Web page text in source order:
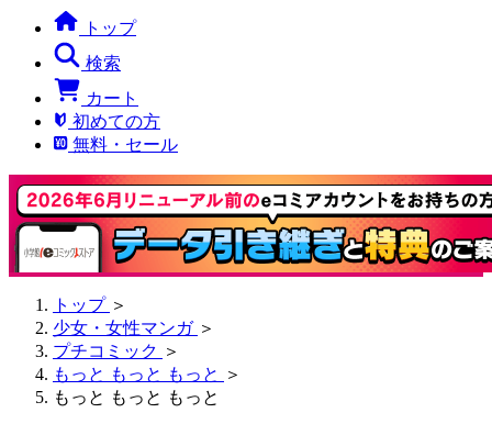
トップ
検索
カート
初めての方
無料・セール
トップ ＞
少女・女性マンガ ＞
プチコミック ＞
もっと もっと もっと
＞
もっと もっと もっと